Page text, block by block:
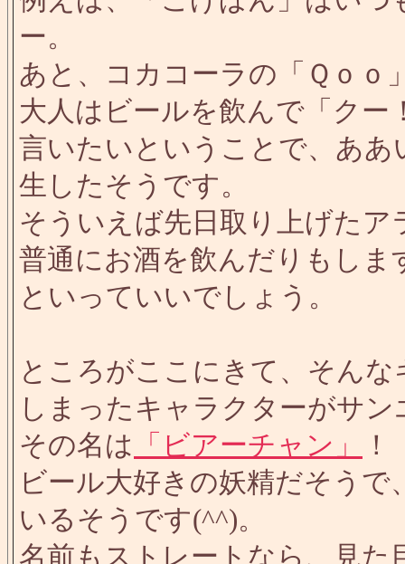
ー。
あと、コカコーラの「Ｑｏｏ
大人はビールを飲んで「ク
言いたいということで、あ
生したそうです。
そういえば先日取り上げた
普通にお酒を飲んだりもし
といっていいでしょう。
ところがここにきて、そん
しまったキャラクターがサ
その名は 「ビアーチャン」
！
ビール大好きの妖精だそう
いるそうです(^^)。
名前もストレートなら、見